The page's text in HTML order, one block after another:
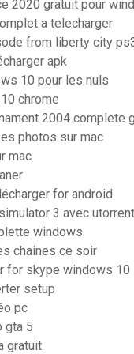
2020 gratuit pour
a telecharger
from liberty city
apk
10 pour les nuls
chrome
2004 complete
photos sur mac
mac
for android
3 avec utorrent
windows
chaines ce soir
for skype windows 10
setup
pc
gta 5
gratuit